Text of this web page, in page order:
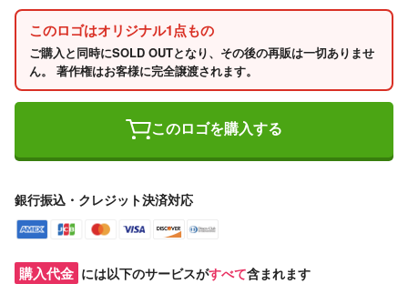
このロゴはオリジナル1点もの
ご購入と同時にSOLD OUTとなり、その後の再販は一切ありませ
ん。 著作権はお客様に完全譲渡されます。
このロゴを購入する
銀行振込・クレジット決済対応
購入代金 には以下のサービスがすべて含まれます